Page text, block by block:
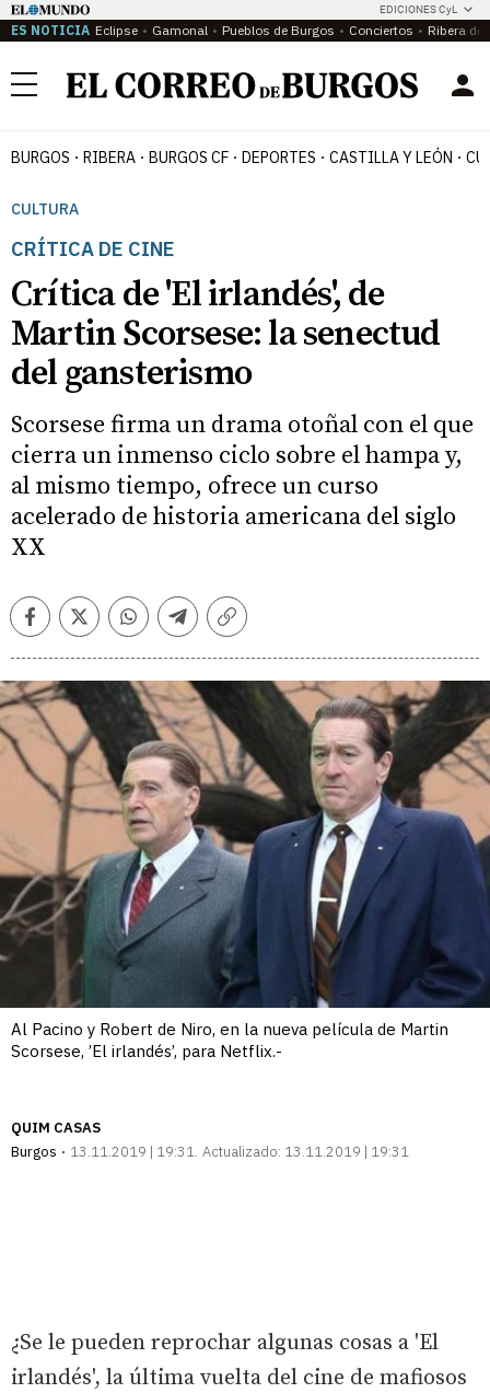
EDICIONES CyL
ES NOTICIA Eclipse Gamonal Pueblos de Burgos Conciertos Ribera del
Menú
BURGOS RIBERA BURGOS CF DEPORTES CASTILLA Y LEÓN
CULTURA
CRÍTICA DE CINE
Crítica de 'El irlandés', de
Martin Scorsese: la senectud
del gansterismo
Scorsese firma un drama otoñal con el que
cierra un inmenso ciclo sobre el hampa y,
al mismo tiempo, ofrece un curso
acelerado de historia americana del siglo
XX
FacebookTwitterWhatsappTelegramCopiar
Al Pacino y Robert de Niro, en la nueva película de Martin
Scorsese, ’El irlandés’, para Netflix.-
QUIM CASAS
Burgos
13.11.2019 | 19:31 Actualizado: 13.11.2019 | 19:31
¿Se le pueden reprochar algunas cosas a 'El
irlandés', la última vuelta del cine de mafiosos